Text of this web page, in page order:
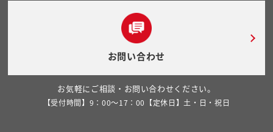
お問い合わせ
お気軽にご相談・お問い合わせください。
【受付時間】9：00～17：00【定休日】土・日・祝日